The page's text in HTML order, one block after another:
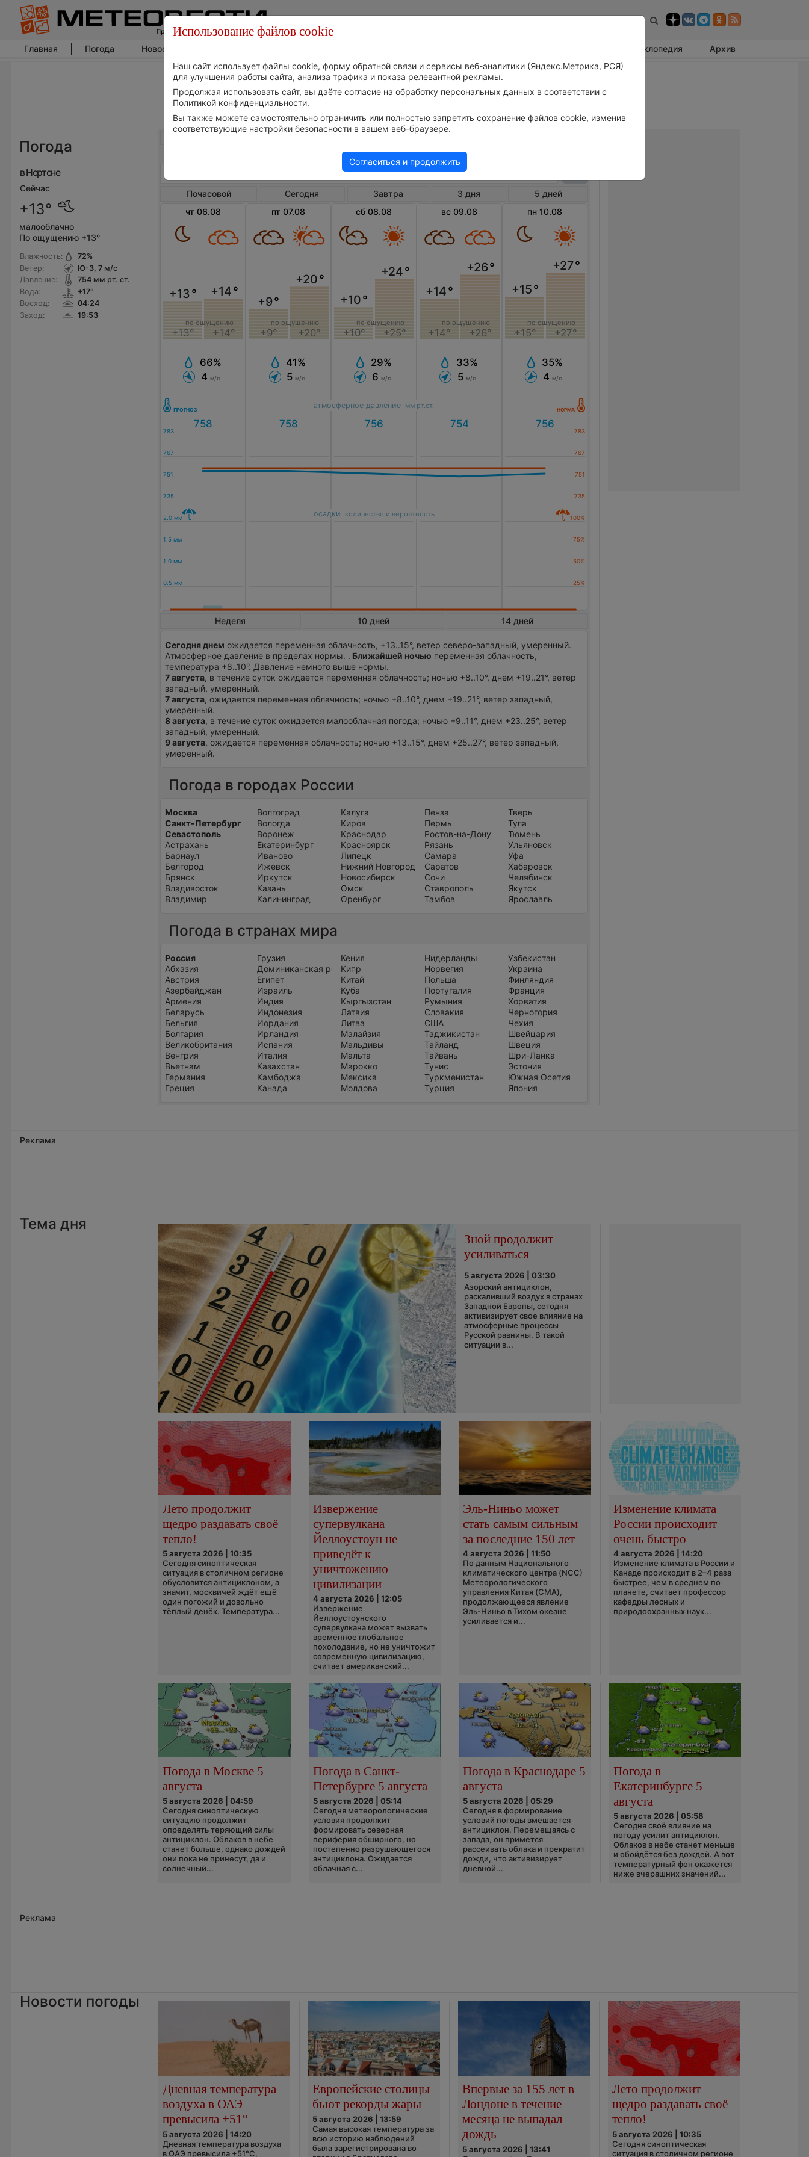
Главная Погода Новости погоды Энциклопедия Архив
Погода
в Нортоне
Сейчас
+13°
малооблачно
По ощущению +13°
Влажность:
Ветер:
Давление:
Вода:
Восход:
Заход:
72%
Ю-З, 7м/с
754мм рт. ст.
+17°
04:24
19:53
Погода в Нортоне
Почасовой Сегодня Завтра 3 дня
5 дней
чт 06.08
+13°
+13°
+14°
+14°
по ощущению
66%
4 м/с
пт 07.08
+9°
+9°
+20°
+20°
по ощущению
41%
5 м/с
сб 08.08
+10°
+10°
+24°
+25°
по ощущению
29%
6 м/с
вс 09.08
+14°
+14°
+26°
+26°
по ощущению
33%
5 м/с
пн 10.08
+15°
+15°
+27°
+27°
по ощущению
35%
4 м/с
атмосферное давление мм рт.ст.
осадки количество и вероятность
Неделя 10 дней 14 дней
Сегодня днем ожидается переменная облачность, +13..15°, ветер северо-западный, умеренный.
Атмосферное давление в пределах нормы. . Ближайшей ночью переменная облачность,
температура +8..10°. Давление немного выше нормы.
7 августа, в течение суток ожидается переменная облачность; ночью +8..10°, днем +19..21°, ветер
западный, умеренный.
7 августа, ожидается переменная облачность; ночью +8..10°, днем +19..21°, ветер западный,
умеренный.
8 августа, в течение суток ожидается малооблачная погода; ночью +9..11°, днем +23..25°, ветер
западный, умеренный.
9 августа, ожидается переменная облачность; ночью +13..15°, днем +25..27°, ветер западный,
умеренный.
Погода в городах России
Москва
Санкт-Петербург
Севастополь
Астрахань
Барнаул
Белгород
Брянск
Владивосток
Владимир
Волгоград
Вологда
Воронеж
Екатеринбург
Иваново
Ижевск
Иркутск
Казань
Калининград
Калуга
Киров
Краснодар
Красноярск
Липецк
Нижний Новгород
Новосибирск
Омск
Оренбург
Пенза
Пермь
Ростов-на-Дону
Рязань
Самара
Саратов
Сочи
Ставрополь
Тамбов
Тверь
Тула
Тюмень
Ульяновск
Уфа
Хабаровск
Челябинск
Якутск
Ярославль
Погода в странах мира
Россия
Абхазия
Австрия
Азербайджан
Армения
Беларусь
Бельгия
Болгария
Великобритания
Венгрия
Вьетнам
Германия
Греция
Грузия
Доминиканская республика
Египет
Израиль
Индия
Индонезия
Иордания
Ирландия
Испания
Италия
Казахстан
Камбоджа
Канада
Кения
Кипр
Китай
Куба
Кыргызстан
Латвия
Литва
Малайзия
Мальдивы
Мальта
Марокко
Мексика
Молдова
Нидерланды
Норвегия
Польша
Португалия
Румыния
Словакия
США
Таджикистан
Тайланд
Тайвань
Тунис
Туркменистан
Турция
Узбекистан
Украина
Финляндия
Франция
Хорватия
Черногория
Чехия
Швейцария
Швеция
Шри-Ланка
Эстония
Южная Осетия
Япония
Реклама
Тема дня
Зной продолжит
усиливаться
5 августа 2026 | 03:30
Азорский антициклон,
раскаливший воздух в странах
Западной Европы, сегодня
активизирует свое влияние на
атмосферные процессы
Русской равнины. В такой
ситуации в...
Лето продолжит
щедро раздавать своё
тепло!
5 августа 2026 | 10:35
Сегодня синоптическая
ситуация в столичном регионе
обусловится антициклоном, а
значит, москвичей ждёт ещё
один погожий и довольно
тёплый денёк. Температура...
Извержение
супервулкана
Йеллоустоун не
приведёт к
уничтожению
цивилизации
4 августа 2026 | 12:05
Извержение
Йеллоустоунского
супервулкана может вызвать
временное глобальное
похолодание, но не уничтожит
современную цивилизацию,
считает американский...
Эль-Ниньо может
стать самым сильным
за последние 150 лет
4 августа 2026 | 11:50
По данным Национального
климатического центра (NCC)
Метеорологического
управления Китая (CMA),
продолжающееся явление
Эль-Ниньо в Тихом океане
усиливается и...
Изменение климата
России происходит
очень быстро
4 августа 2026 | 14:20
Изменение климата в России и
Канаде происходит в 2–4 раза
быстрее, чем в среднем по
планете, считает профессор
кафедры лесных и
природоохранных наук...
Погода в Москве 5
августа
5 августа 2026 | 04:59
Сегодня синоптическую
ситуацию продолжит
определять теряющий силы
антициклон. Облаков в небе
станет больше, однако дождей
они пока не принесут, да и
солнечный...
Погода в Санкт-
Петербурге 5 августа
5 августа 2026 | 05:14
Сегодня метеорологические
условия продолжит
формировать северная
периферия обширного, но
постепенно разрушающегося
антициклона. Ожидается
облачная с...
Погода в Краснодаре 5
августа
5 августа 2026 | 05:29
Сегодня в формирование
условий погоды вмешается
антициклон. Перемещаясь с
запада, он примется
рассеивать облака и прекратит
дожди, что активизирует
дневной...
Погода в
Екатеринбурге 5
августа
5 августа 2026 | 05:58
Сегодня своё влияние на
погоду усилит антициклон.
Облаков в небе станет меньше
и обойдётся без дождей. А вот
температурный фон окажется
ниже вчерашних значений...
Реклама
Новости погоды
Дневная температура
воздуха в ОАЭ
превысила +51°
5 августа 2026 | 14:20
Дневная температура воздуха
в ОАЭ превысила +51°C,
Европейские столицы
бьют рекорды жары
5 августа 2026 | 13:59
Самая высокая температура за
всю историю наблюдений
была зарегистрирована во
Впервые за 155 лет в
Лондоне в течение
месяца не выпадал
дождь
5 августа 2026 | 13:41
Лето продолжит
щедро раздавать своё
тепло!
5 августа 2026 | 10:35
Сегодня синоптическая
ситуация в столичном регионе
Использование файлов cookie
Наш сайт использует файлы cookie, форму обратной связи и сервисы веб-аналитики (Яндекс.Метрика, РСЯ)
для улучшения работы сайта, анализа трафика и показа релевантной рекламы.
Продолжая использовать сайт, вы даёте согласие на обработку персональных данных в соответствии с
Политикой конфиденциальности.
Вы также можете самостоятельно ограничить или полностью запретить сохранение файлов cookie, изменив
соответствующие настройки безопасности в вашем веб-браузере.
Согласиться и продолжить